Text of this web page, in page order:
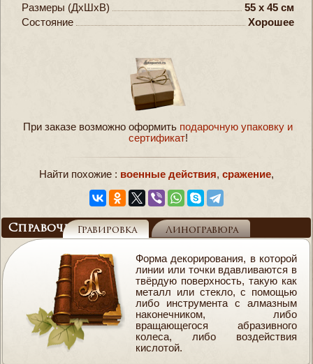
Размеры (ДxШxВ)
55 x 45 см
Состояние
Хорошее
При заказе возможно оформить подарочную упаковку и
сертификат!
Найти похожие : военные действия, сражение,
СправочникГравировка Линогравюра
Форма декорирования, в которой
линии или точки вдавливаются в
твёрдую поверхность, такую как
металл или стекло, с помощью
либо инструмента с алмазным
наконечником, либо
вращающегося абразивного
колеса, либо воздействия
кислотой.